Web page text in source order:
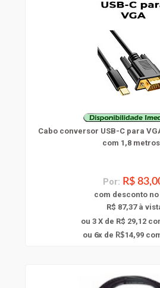
Cabo conversor USB-C para
com 1,8
Por: R$
com desconto no
R$ 87,37 à
ou 3 X de R$ 29,12
ou 6x de R$14,99